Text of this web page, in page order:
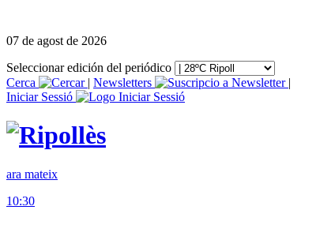
07 de agost de 2026
Seleccionar edición del periódico
Cerca
| Newsletters
|
Iniciar Sessió
ara mateix
10:30